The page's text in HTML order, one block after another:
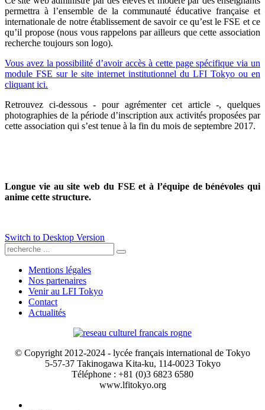
permettra à l’ensemble de la communauté éducative française et
internationale de notre établissement de savoir ce qu’est le FSE et ce
qu’il propose (nous vous rappelons par ailleurs que cette association
recherche toujours son logo).
Vous avez la possibilité d’avoir accès à cette page spécifique via un
module FSE sur le site internet institutionnel du LFI Tokyo ou en
cliquant ici.
Retrouvez ci-dessous - pour agrémenter cet article -, quelques
photographies de la période d’inscription aux activités proposées par
cette association qui s’est tenue à la fin du mois de septembre 2017.
Longue vie au site web du FSE et à l’équipe de bénévoles qui
anime cette structure.
Switch to Desktop Version
Mentions légales
Nos partenaires
Venir au LFI Tokyo
Contact
Actualités
© Copyright 2012-2024 - lycée français international de Tokyo
5-57-37 Takinogawa Kita-ku, 114-0023 Tokyo
Téléphone : +81 (0)3 6823 6580
www.lfitokyo.org